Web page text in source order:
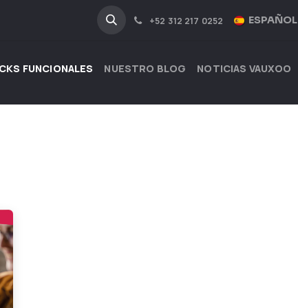
INDUSTRIAS +52 312 217 0252 ESPAÑOL
FUNCIONALES NUESTRO BLOG
NOTICIAS VAUXOO